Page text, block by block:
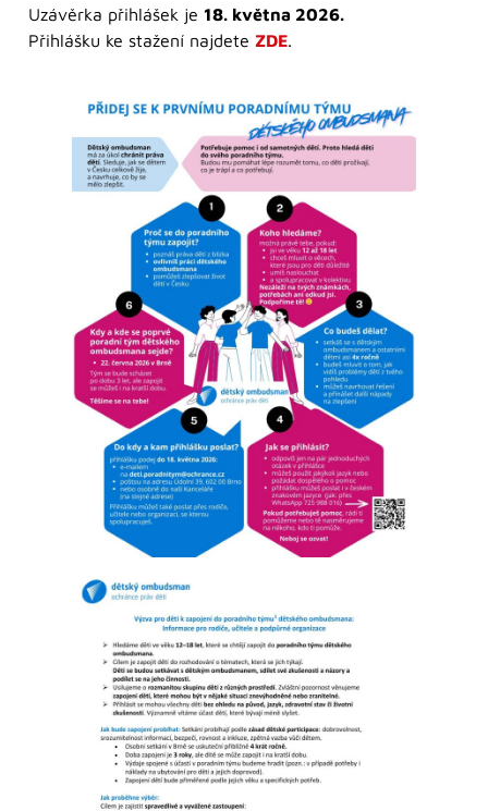
Uzávěrka přihlášek je 18. května 2026.
Přihlášku ke stažení najdete ZDE.